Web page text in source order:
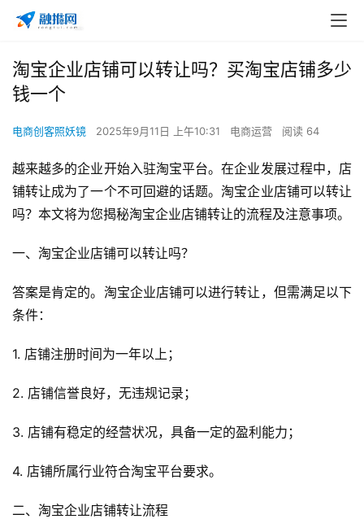
淘宝企业店铺可以转让吗？买淘宝店铺多少
钱一个
电商创客照妖镜 2025年9月11日 上午10:31 电商运营 阅读 64
越来越多的企业开始入驻淘宝平台。在企业发展过程中，店
铺转让成为了一个不可回避的话题。淘宝企业店铺可以转让
吗？本文将为您揭秘淘宝企业店铺转让的流程及注意事项。
一、淘宝企业店铺可以转让吗？
答案是肯定的。淘宝企业店铺可以进行转让，但需满足以下
条件：
1. 店铺注册时间为一年以上；
2. 店铺信誉良好，无违规记录；
3. 店铺有稳定的经营状况，具备一定的盈利能力；
4. 店铺所属行业符合淘宝平台要求。
二、淘宝企业店铺转让流程